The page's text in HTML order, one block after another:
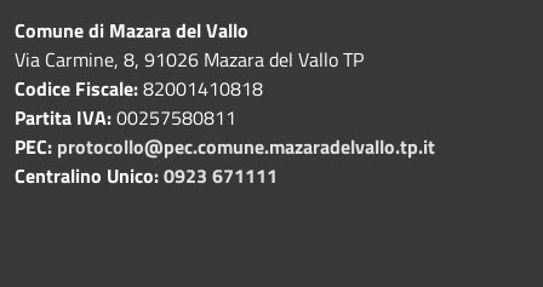
Comune di Mazara del Vallo
Via Carmine, 8, 91026 Mazara del Vallo TP
Codice Fiscale:82001410818
Partita IVA:00257580811
PEC: protocollo@pec.comune.mazaradelvallo.tp.it
Centralino Unico:0923 671111